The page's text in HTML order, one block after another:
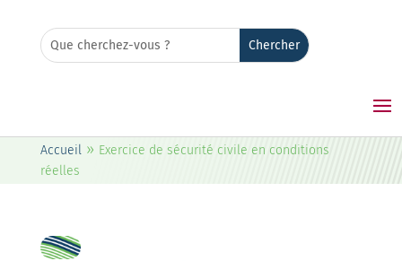
Rechercher:
Search
for...
Accueil» Exercice de sécurité civile en conditions
réelles